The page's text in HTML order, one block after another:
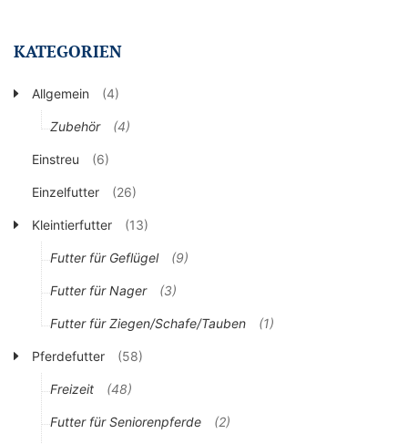
KATEGORIEN
Allgemein (4)
Zubehör (4)
Einstreu (6)
Einzelfutter (26)
Kleintierfutter (13)
Futter für Geflügel (9)
Futter für Nager (3)
Futter für Ziegen/Schafe/Tauben (1)
Pferdefutter (58)
Freizeit (48)
Futter für Seniorenpferde (2)